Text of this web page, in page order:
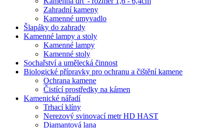
Zahradní kameny
Kamenné umyvadlo
Šlapáky do zahrady
Kamenné lampy a stoly
Kamenné lampy
Kamenné stoly
Sochařství a umělecká činnost
Biologické přípravky pro ochranu a čištění kamene
Ochrana kamene
Čistící prostředky na kámen
Kamenické nářadí
Trhací klíny
Nerezový svinovací metr HD HAST
Diamantová lana